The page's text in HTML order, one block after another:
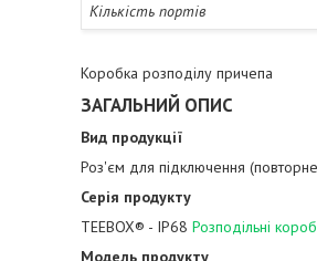
Кількість портів
Коробка розподілу причепа
ЗАГАЛЬНИЙ ОПИС
Вид продукції
Роз'єм для підключення
Серія продукту
TEEBOX® - IP68 Розподільні
Модель продукту